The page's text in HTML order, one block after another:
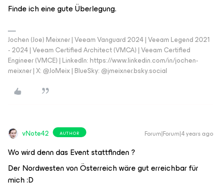
Finde ich eine gute Überlegung.
Jochen (Joe) Meixner | Veeam Vanguard 2024 | Veeam Legend 2021
- 2024 | Veeam Certified Architect (VMCA) | Veeam Certified
Engineer (VMCE) | LinkedIn: https://www.linkedin.com/in/jochen-
meixner | X: @JoMeix | BlueSky: @jmeixner.bsky.social
vNote42 AUTHOR Forum|Forum|4 years ago
Wo wird denn das Event stattfinden ?
Der Nordwesten von Österreich wäre gut erreichbar für
mich :D